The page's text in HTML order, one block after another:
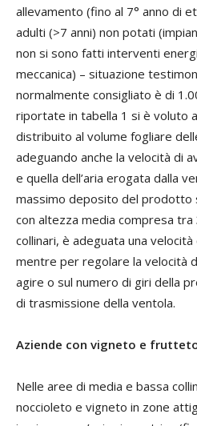
allevamento (fino al 7° anno di
adulti (>7 anni) non potati
non si sono fatti interventi
meccanica) – situazione
normalmente consigliato è di
riportate in tabella 1 si è voluto
distribuito al volume fogliare
adeguando anche la velocità di
e quella dell’aria erogata dalla
massimo deposito del prodotto
con altezza media compresa
collinari, è adeguata una
mentre per regolare la velocità
agire o sul numero di giri della
di trasmissione della ventola.
Aziende con vigneto e
Nelle aree di media e bassa
noccioleto e vigneto in zone